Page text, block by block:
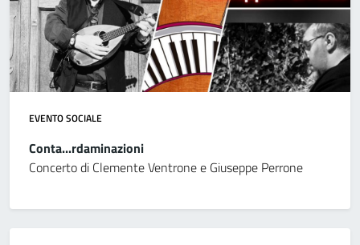
EVENTO SOCIALE
Conta...rdaminazioni
Concerto di Clemente Ventrone e Giuseppe Perrone